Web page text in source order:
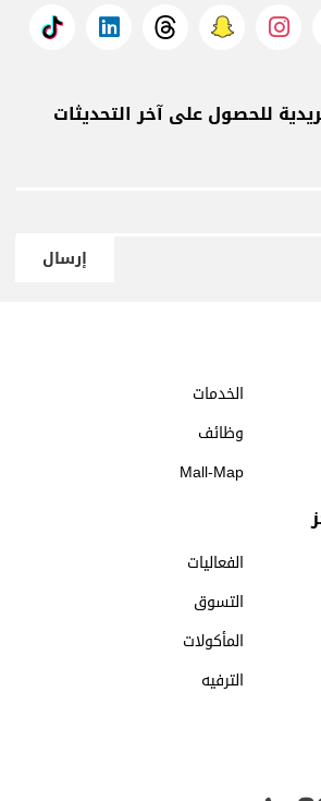
للحصول على آخر التحديثات
إرسال
الخدمات
وظائف
Mall-Map
الفعاليات
التسوق
المأكولات
الترفيه